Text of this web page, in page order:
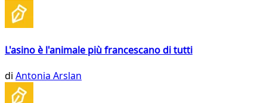
L'asino è l'animale più francescano di tutti
di Antonia Arslan